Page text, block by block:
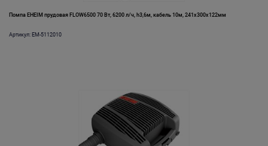
Помпа EHEIM прудовая FLOW6500 70 Вт, 6200 л/ч, h3,6м, кабель 10м, 241х300х122мм
Артикул: EM-5112010